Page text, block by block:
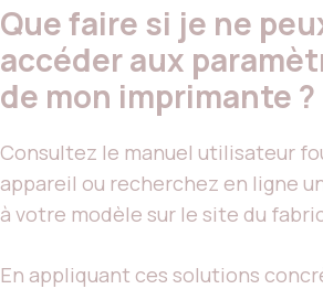
Que faire si je ne
accéder aux
de mon imprimante ?
Consultez le manuel utilisateur
appareil ou recherchez en ligne
à votre modèle sur le site du
En appliquant ces solutions